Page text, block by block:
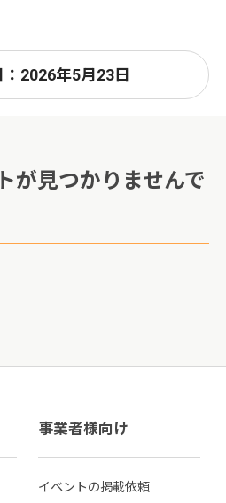
2026年5月23日
が見つかりませんで
事業者様向け
イベントの掲載依頼